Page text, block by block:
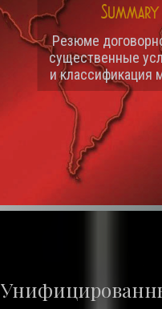
Резюме
существенные
и классификация
Original
OEM-договор на